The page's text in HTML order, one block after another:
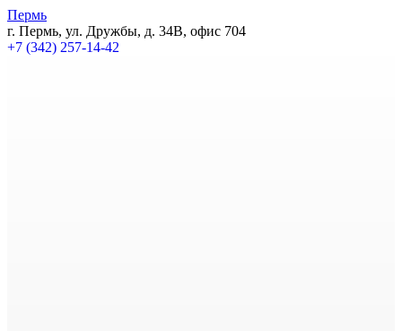
Пермь
г. Пермь, ул. Дружбы, д. 34В, офис 704
+7 (342) 257-14-42